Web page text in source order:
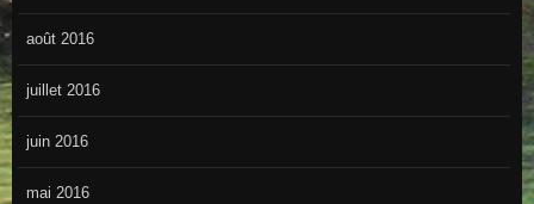
août 2016
juillet 2016
juin 2016
mai 2016